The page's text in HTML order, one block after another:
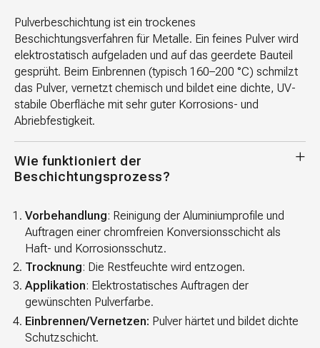
Pulverbeschichtung ist ein trockenes
Beschichtungsverfahren für Metalle. Ein feines Pulver wird
elektrostatisch aufgeladen und auf das geerdete Bauteil
gesprüht. Beim Einbrennen (typisch 160–200 °C) schmilzt
das Pulver, vernetzt chemisch und bildet eine dichte, UV-
stabile Oberfläche mit sehr guter Korrosions- und
Abriebfestigkeit.
Wie funktioniert der
Beschichtungsprozess?
Vorbehandlung: Reinigung der Aluminiumprofile und
Auftragen einer chromfreien Konversionsschicht als
Haft- und Korrosionsschutz.
Trocknung: Die Restfeuchte wird entzogen.
Applikation: Elektrostatisches Auftragen der
gewünschten Pulverfarbe.
Einbrennen/Vernetzen: Pulver härtet und bildet dichte
Schutzschicht.